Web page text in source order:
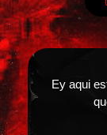
Ey aqui